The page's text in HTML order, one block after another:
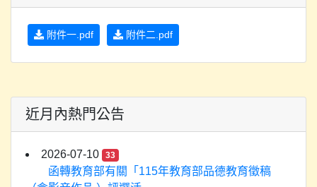
附件一.pdf 附件二.pdf
近月內熱門公告
2026-07-10 33
函轉教育部有關「115年教育部品德教育徵稿